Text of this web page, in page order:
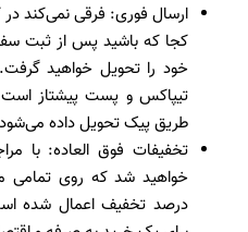
ارسال فوری: فرقی نمی‌کند
خود را تحویل خواهید
تیپاکس و پست پیشتاز
طریق پیک تحویل داده
تخفیفات فوق العاده: با
درصد تخفیف اعمال شده